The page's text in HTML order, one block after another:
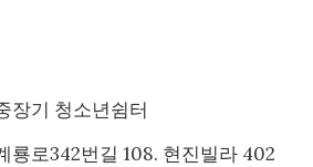
장기 청소년쉼터
룡로342번길 108. 현진빌라 402